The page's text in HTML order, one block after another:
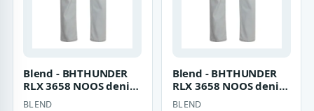
Blend - BHTHUNDER
RLX 3658 NOOS denim
light blue - Gr. - 32
BLEND
Blend - BHTHUNDER
RLX 3658 NOOS denim
light blue - Gr. - 34
BLEND